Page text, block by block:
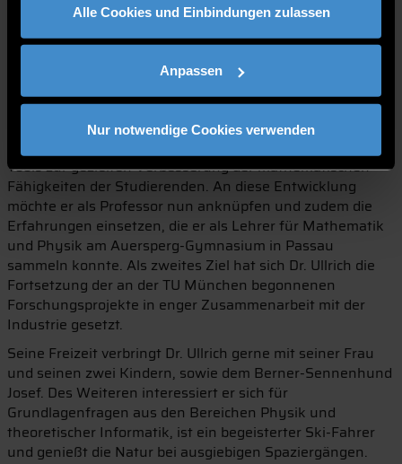
Alle Cookies und Einbindungen zulassen
Anpassen
Nur notwendige Cookies verwenden
Dissertation gestellte Fra­gen zur Komplexität der
Arithmetik der auf hyperelliptischen Kurven basierenden
für Mathematik und als nebenberufliche Lehrkraft für
besondere Aufgaben an der Hochschule Deggendorf tätig.
Tools zur gezielten Verbesserung der mathematischen
Fähigkeiten der Studierenden. An diese Entwicklung
möchte er als Professor nun anknüpfen und zudem die
Erfahrungen einsetzen, die er als Lehrer für Mathematik
und Physik am Auersperg-Gymnasium in Passau
sammeln konnte. Als zweites Ziel hat sich Dr. Ullrich die
Fortsetzung der an der TU München be­gonnenen
Forschungsprojekte in enger Zusammenarbeit mit der
Industrie gesetzt.
Seine Freizeit verbringt Dr. Ullrich gerne mit seiner Frau
und seinen zwei Kindern, sowie dem Berner-Sennenhund
Josef. Des Weiteren interessiert er sich für
Grundlagenfragen aus den Bereichen Physik und
theoretischer Informatik, ist ein begeisterter Ski-Fahrer
und genießt die Natur bei ausgiebigen Spaziergängen.